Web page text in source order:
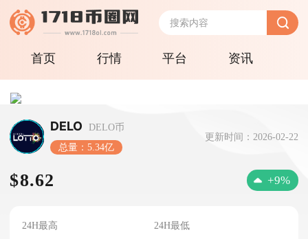
首页 行情 平台 资讯
DELO
DELO币
总量：5.34亿
更新时间：2026-02-22
$8.62 +9%
24H最高 24H最低